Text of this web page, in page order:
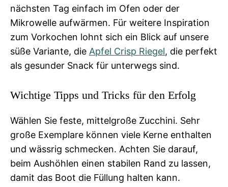
nächsten Tag einfach im Ofen oder der
Mikrowelle aufwärmen. Für weitere Inspiration
zum Vorkochen lohnt sich ein Blick auf unsere
süße Variante, die Apfel Crisp Riegel, die perfekt
als gesunder Snack für unterwegs sind.
Wichtige Tipps und Tricks für den Erfolg
Wählen Sie feste, mittelgroße Zucchini. Sehr
große Exemplare können viele Kerne enthalten
und wässrig schmecken. Achten Sie darauf,
beim Aushöhlen einen stabilen Rand zu lassen,
damit das Boot die Füllung halten kann.